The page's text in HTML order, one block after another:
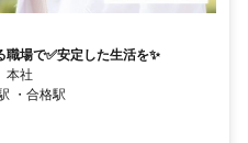
職場で✅️安定した生活を✨
本社
・合格駅